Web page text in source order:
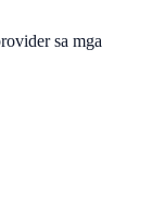
sa mga